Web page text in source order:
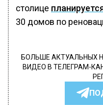
столице
30 домов по
БОЛЬШЕ АКТУАЛЬНЫХ
ВИДЕО В ТЕЛЕГРАМ-